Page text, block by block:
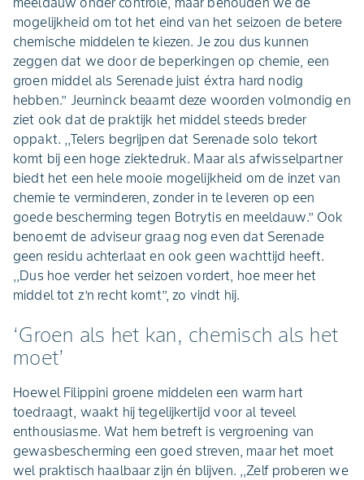
mogelijkheid om tot het eind van het seizoen de betere
chemische middelen te kiezen. Je zou dus kunnen
zeggen dat we door de beperkingen op chemie, een
groen middel als Serenade juist éxtra hard nodig
hebben.’’ Jeurninck beaamt deze woorden volmondig en
ziet ook dat de praktijk het middel steeds breder
oppakt. ,,Telers begrijpen dat Serenade solo tekort
komt bij een hoge ziektedruk. Maar als afwisselpartner
biedt het een hele mooie mogelijkheid om de inzet van
chemie te verminderen, zonder in te leveren op een
goede bescherming tegen Botrytis en meeldauw.’’ Ook
benoemt de adviseur graag nog even dat Serenade
geen residu achterlaat en ook geen wachttijd heeft.
,,Dus hoe verder het seizoen vordert, hoe meer het
middel tot z’n recht komt’’, zo vindt hij.
‘Groen als het kan, chemisch als het
moet’
Hoewel Filippini groene middelen een warm hart
toedraagt, waakt hij tegelijkertijd voor al teveel
enthousiasme. Wat hem betreft is vergroening van
gewasbescherming een goed streven, maar het moet
wel praktisch haalbaar zijn én blijven. ,,Zelf proberen we